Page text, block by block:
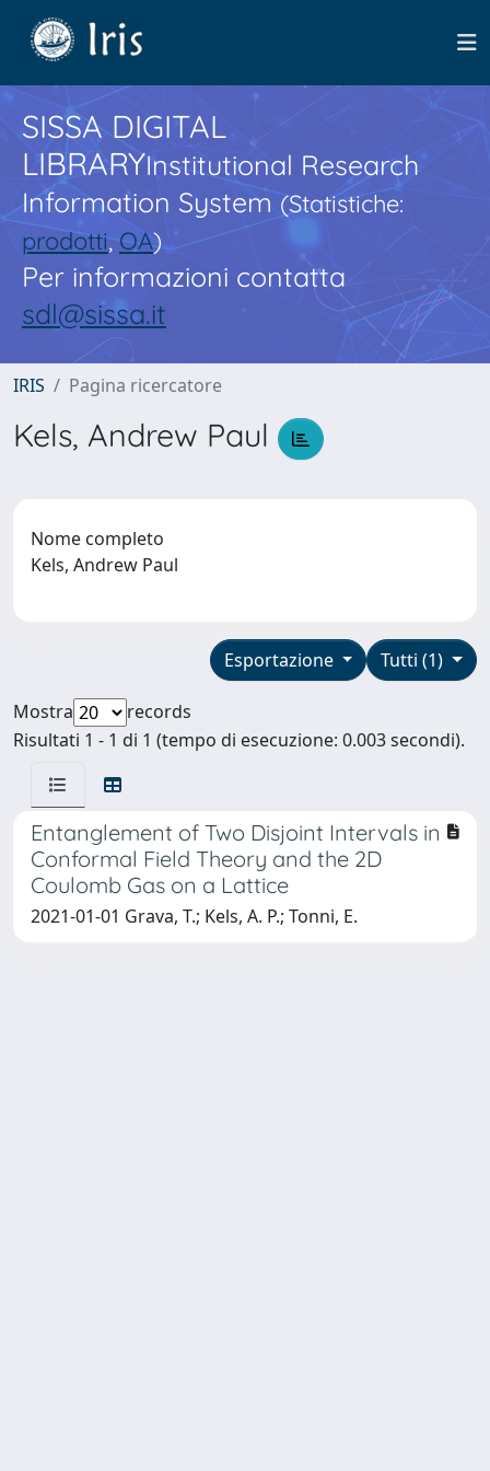
SISSA DIGITAL
LIBRARYInstitutional Research
Information System(Statistiche:
prodotti,OA)
Per informazioni contatta
sdl@sissa.it
IRIS Pagina ricercatore
Kels, Andrew Paul
Nome completo
Kels, Andrew Paul
Tutti (1)
Esportazione
Mostra
records
Risultati 1 - 1 di 1 (tempo di esecuzione: 0.003 secondi).
Entanglement of Two Disjoint Intervals in
Conformal Field Theory and the 2D
Coulomb Gas on a Lattice
2021-01-01 Grava, T.; Kels, A. P.; Tonni, E.